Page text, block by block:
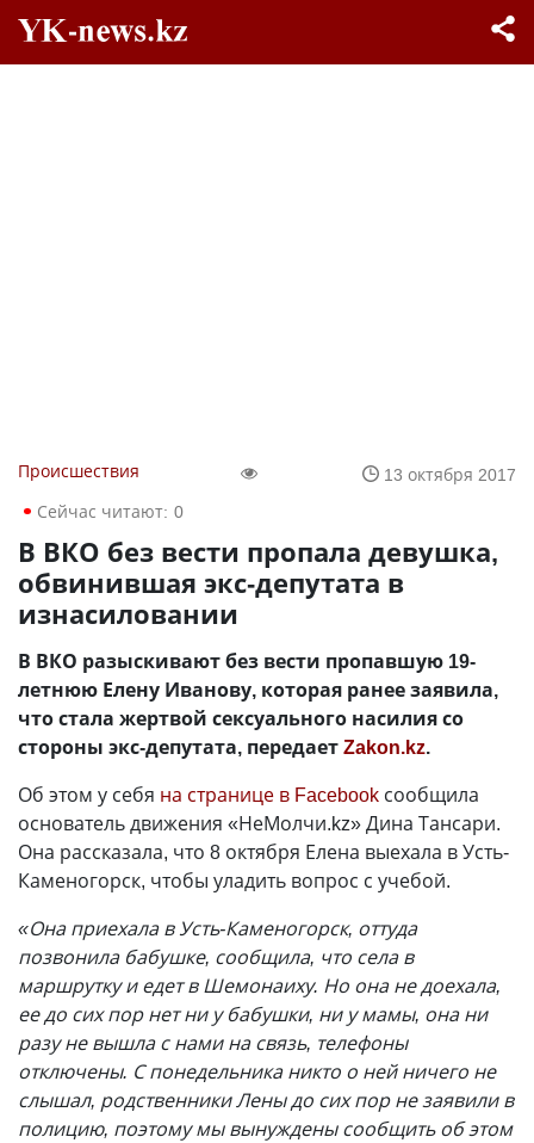
Происшествия
13 октября 2017
Сейчас читают: 0
В ВКО без вести пропала девушка,
обвинившая экс-депутата в
изнасиловании
В ВКО разыскивают без вести пропавшую 19-
летнюю Елену Иванову, которая ранее заявила,
что стала жертвой сексуального насилия со
стороны экс-депутата, передаетZakon.kz.
Об этом у себя на странице в Facebook сообщила
основатель движения «НеМолчи.kz» Дина Тансари.
Она рассказала, что 8 октября Елена выехала в Усть-
Каменогорск, чтобы уладить вопрос с учебой.
«Она приехала в Усть-Каменогорск, оттуда
позвонила бабушке, сообщила, что села в
маршрутку и едет в Шемонаиху. Но она не доехала,
ее до сих пор нет ни у бабушки, ни у мамы, она ни
разу не вышла с нами на связь, телефоны
отключены. С понедельника никто о ней ничего не
слышал, родственники Лены до сих пор не заявили в
полицию, поэтому мы вынуждены сообщить об этом